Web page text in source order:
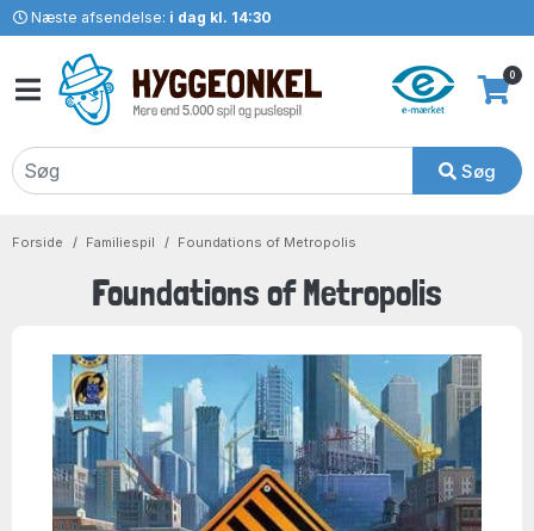
Næste afsendelse: i dag kl. 14:30
Søg
0
Forside Familiespil Foundations of Metropolis
Foundations of Metropolis